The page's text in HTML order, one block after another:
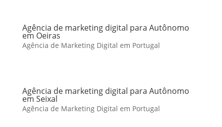
Agência de marketing digital para Autônomo
em Oeiras
Agência de Marketing Digital em Portugal
Agência de marketing digital para Autônomo
em Seixal
Agência de Marketing Digital em Portugal